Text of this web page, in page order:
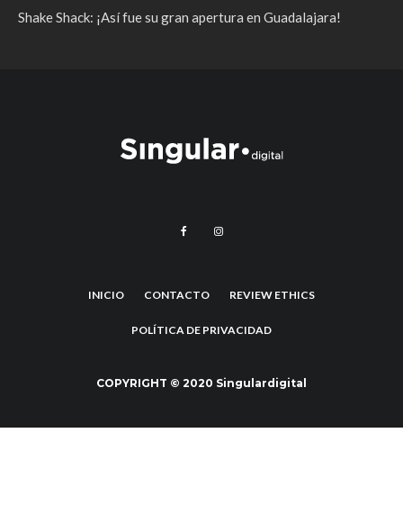
Shake Shack: ¡Así fue su gran apertura en Guadalajara!
INICIO CONTACTO REVIEW ETHICS
POLÍTICA DE PRIVACIDAD
COPYRIGHT © 2020 Singulardigital